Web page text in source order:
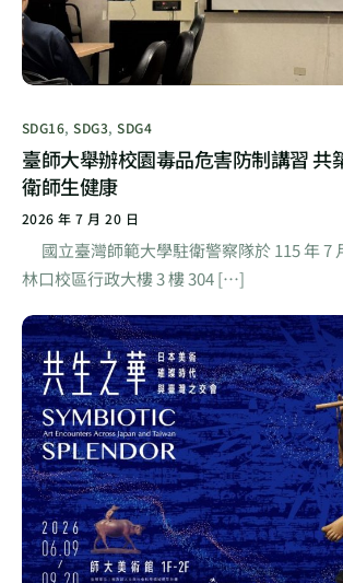
SDG16,SDG3,SDG4
臺師大舉辦校園毒品危害防制講習 共
衛師生健康
2026 年 7 月 20 日
國立臺灣師範大學駐衛警察隊於 115 年 7
林口校區行政大樓 3 樓 304 […]